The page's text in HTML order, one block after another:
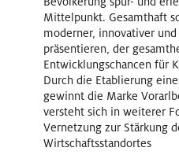
Mittelpunkt. Gesamthaft
moderner, innovativer
präsentieren, der
Entwicklungschancen für
Durch die Etablierung
gewinnt die Marke
versteht sich in weiterer
Vernetzung zur Stärkung
Wirtschaftsstandortes